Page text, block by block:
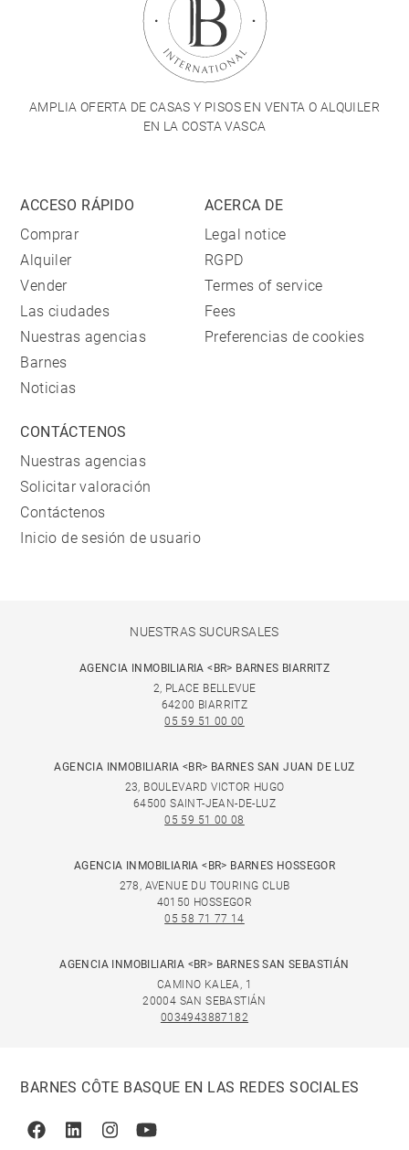
AMPLIA OFERTA DE CASAS Y PISOS EN VENTA O ALQUILER
EN LA COSTA VASCA
ACCESO RÁPIDO
Comprar
Alquiler
Vender
Las ciudades
Nuestras agencias
Barnes
Noticias
ACERCA DE
Legal notice
RGPD
Termes of service
Fees
Preferencias de cookies
CONTÁCTENOS
Nuestras agencias
Solicitar valoración
Contáctenos
Inicio de sesión de usuario
NUESTRAS SUCURSALES
AGENCIA INMOBILIARIA <BR> BARNES BIARRITZ
2, PLACE BELLEVUE
64200 BIARRITZ
05 59 51 00 00
AGENCIA INMOBILIARIA <BR> BARNES SAN JUAN DE LUZ
23, BOULEVARD VICTOR HUGO
64500 SAINT-JEAN-DE-LUZ
05 59 51 00 08
AGENCIA INMOBILIARIA <BR> BARNES HOSSEGOR
278, AVENUE DU TOURING CLUB
40150 HOSSEGOR
05 58 71 77 14
AGENCIA INMOBILIARIA <BR> BARNES SAN SEBASTIÁN
CAMINO KALEA, 1
20004 SAN SEBASTIÁN
0034943887182
BARNES CÔTE BASQUE EN LAS REDES SOCIALES
FacebookLinkedinInstagramYoutube